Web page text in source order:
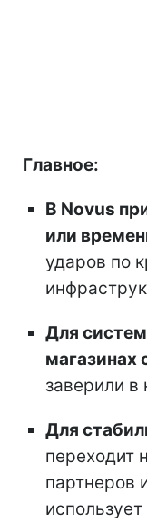
Главное:
В Novus
или
ударов по
Для
магазинах
заверили в
Для
переходит
партнеров